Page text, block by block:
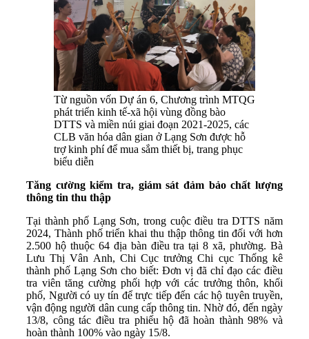
Từ nguồn vốn Dự án 6, Chương trình MTQG
phát triển kinh tế-xã hội vùng đồng bào
DTTS và miền núi giai đoạn 2021-2025, các
CLB văn hóa dân gian ở Lạng Sơn được hỗ
trợ kinh phí để mua sắm thiết bị, trang phục
biểu diễn
Tăng cường kiểm tra, giám sát đảm bảo chất lượng
thông tin thu thập
Tại thành phố Lạng Sơn, trong cuộc điều tra DTTS năm
2024, Thành phố triển khai thu thập thông tin đối với hơn
2.500 hộ thuộc 64 địa bàn điều tra tại 8 xã, phường. Bà
Lưu Thị Vân Anh, Chi Cục trưởng Chi cục Thống kê
thành phố Lạng Sơn cho biết: Đơn vị đã chỉ đạo các điều
tra viên tăng cường phối hợp với các trưởng thôn, khối
phố, Người có uy tín để trực tiếp đến các hộ tuyên truyền,
vận động người dân cung cấp thông tin. Nhờ đó, đến ngày
13/8, công tác điều tra phiếu hộ đã hoàn thành 98% và
hoàn thành 100% vào ngày 15/8.